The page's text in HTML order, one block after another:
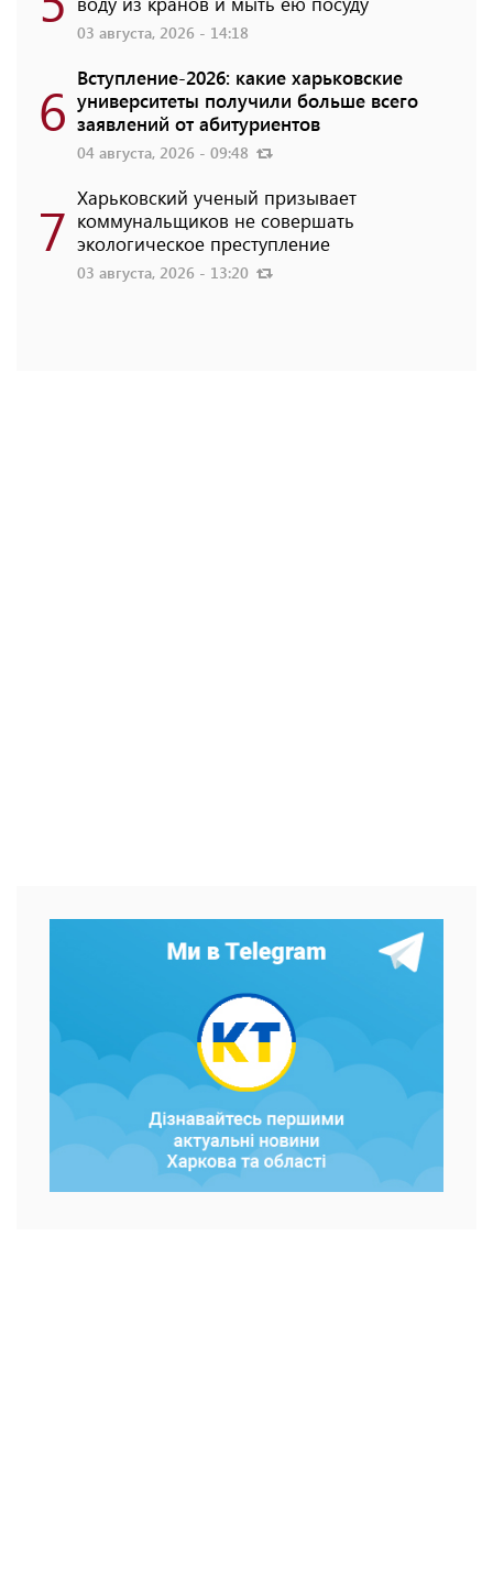
03 августа, 2026 - 14:18
6 Вступление-2026: какие харьковские
университеты получили больше всего
заявлений от абитуриентов
04 августа, 2026 - 09:48
7 Харьковский ученый призывает
коммунальщиков не совершать
экологическое преступление
03 августа, 2026 - 13:20